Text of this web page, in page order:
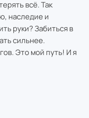
всё. Так
наследие и
руки? Забиться в
сильнее.
Это мой путь! И я